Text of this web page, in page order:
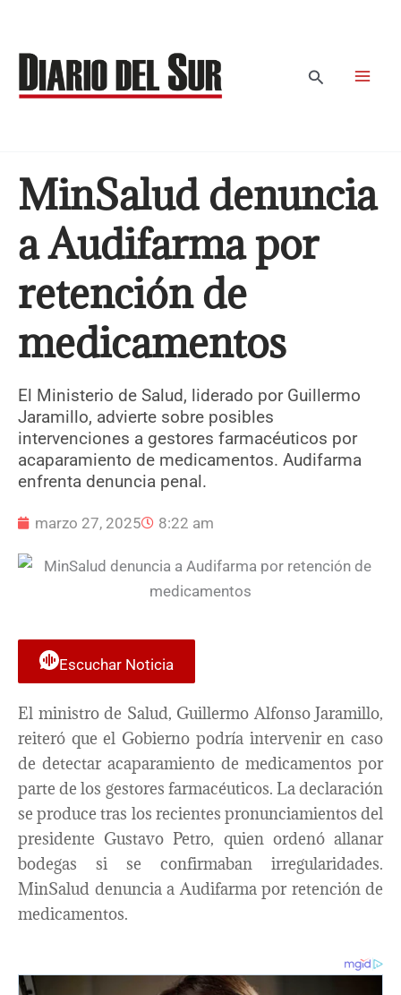
contenido
Buscar
MinSalud denuncia
a Audifarma por
retención de
medicamentos
El Ministerio de Salud, liderado por Guillermo
Jaramillo, advierte sobre posibles
intervenciones a gestores farmacéuticos por
acaparamiento de medicamentos. Audifarma
enfrenta denuncia penal.
marzo 27, 2025 8:22 am
Escuchar Noticia
El ministro de Salud, Guillermo Alfonso Jaramillo,
reiteró que el Gobierno podría intervenir en caso
de detectar acaparamiento de medicamentos por
parte de los gestores farmacéuticos. La declaración
se produce tras los recientes pronunciamientos del
presidente Gustavo Petro, quien ordenó allanar
bodegas si se confirmaban irregularidades.
MinSalud denuncia a Audifarma por retención de
medicamentos.